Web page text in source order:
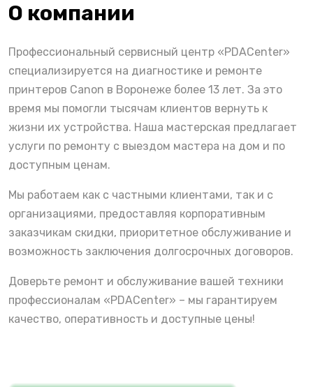
О компании
Профессиональный сервисный центр «PDACenter»
специализируется на диагностике и ремонте
принтеров Canon в Воронеже более 13 лет. За это
время мы помогли тысячам клиентов вернуть к
жизни их устройства. Наша мастерская предлагает
услуги по ремонту с выездом мастера на дом и по
доступным ценам.
Мы работаем как с частными клиентами, так и с
организациями, предоставляя корпоративным
заказчикам скидки, приоритетное обслуживание и
возможность заключения долгосрочных договоров.
Доверьте ремонт и обслуживание вашей техники
профессионалам «PDACenter» – мы гарантируем
качество, оперативность и доступные цены!